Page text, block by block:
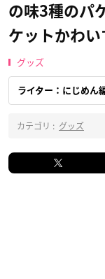
の味3種のパ
ケットかわい
グッズ
ライター：にじめん
カテゴリ : グッズ